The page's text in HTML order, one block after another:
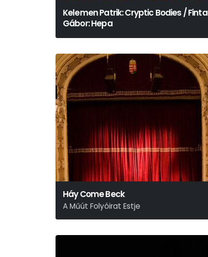
Kelemen Patrik: Cryptic Bodies / Finta
Gábor: Hepa
Háy Come Beck
A Műút Folyóirat Estje